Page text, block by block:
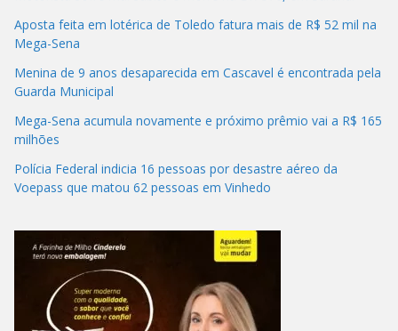
Aposta feita em lotérica de Toledo fatura mais de R$ 52 mil na
Mega-Sena
Menina de 9 anos desaparecida em Cascavel é encontrada pela
Guarda Municipal
Mega-Sena acumula novamente e próximo prêmio vai a R$ 165
milhões
Polícia Federal indicia 16 pessoas por desastre aéreo da
Voepass que matou 62 pessoas em Vinhedo